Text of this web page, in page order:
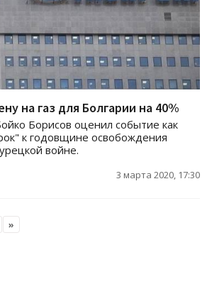
на газ для Болгарии на 40%
Борисов оценил событие как
к годовщине освобождения
войне.
3 марта 2020, 17:30
»